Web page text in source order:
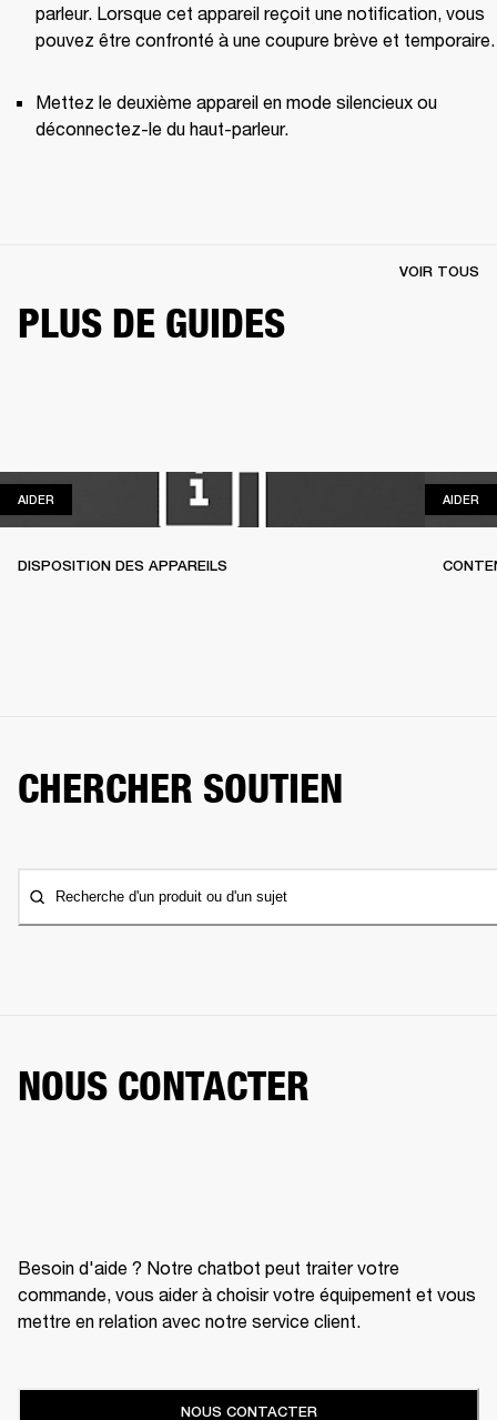
parleur. Lorsque cet appareil reçoit une notification, vous
pouvez être confronté à une coupure brève et
Mettez le deuxième appareil en mode silencieux ou
déconnectez-le du haut-parleur.
PLUS DE GUIDES
VOIR TOUS
AIDER
DISPOSITION DES APPAREILS
AIDER
CHERCHER SOUTIEN
Recherche d'un produit ou d'un sujet
NOUS CONTACTER
Besoin d'aide ? Notre chatbot peut traiter votre
commande, vous aider à choisir votre équipement et vous
mettre en relation avec notre service client.
NOUS CONTACTER